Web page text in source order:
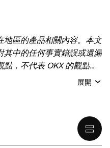
地區的產品相關內容。本文
其中的任何事實錯誤或遺漏
，不代表 OKX 的觀點。
括但不限於：(i) 投資建議
會大幅波動，甚至變得毫無
仔細考慮交易或持有數字資
的問題，請諮詢您的法律/
展開